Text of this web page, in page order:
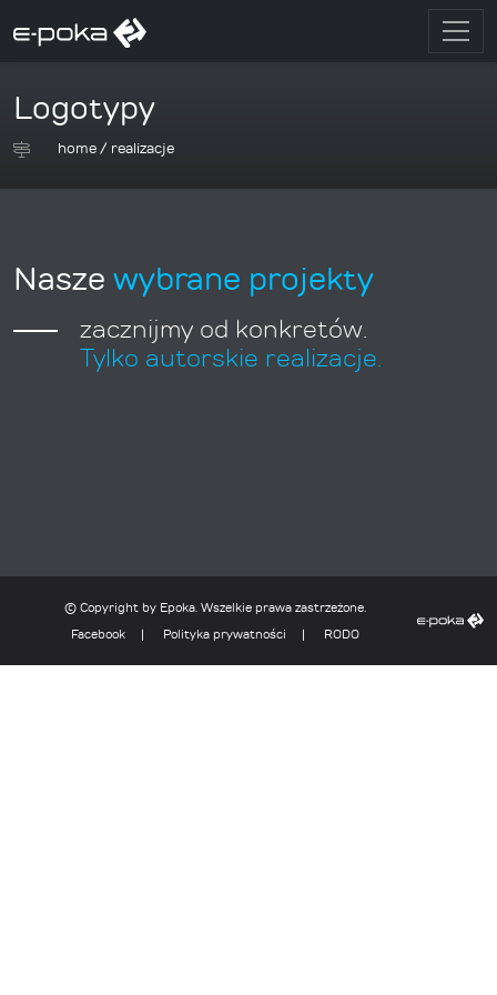
Logotypy
home/ realizacje
Nasze wybrane projekty
zacznijmy od konkretów.
Tylko autorskie realizacje.
© Copyright by Epoka. Wszelkie prawa zastrzeżone.
Facebook
Polityka prywatności RODO